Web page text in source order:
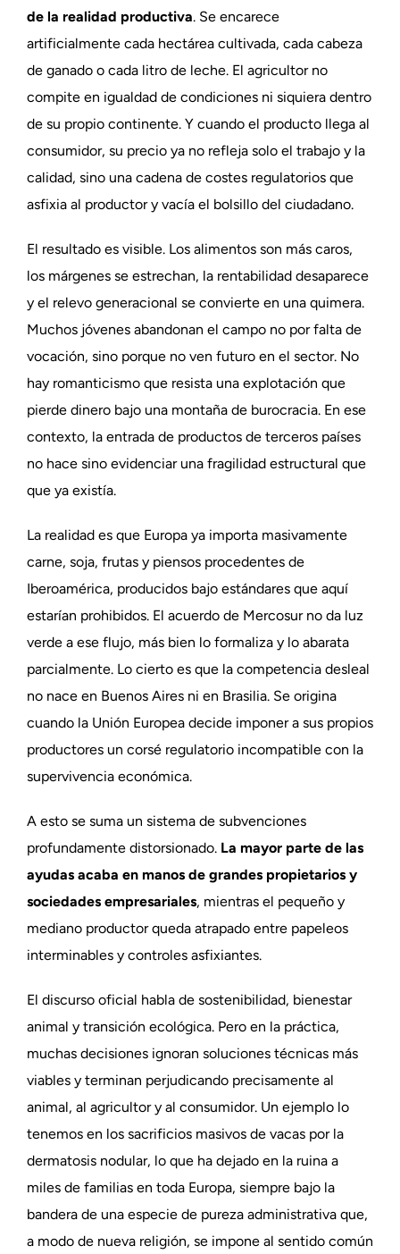
de la realidad productiva. Se encarece
artificialmente cada hectárea cultivada, cada cabeza
de ganado o cada litro de leche. El agricultor no
compite en igualdad de condiciones ni siquiera dentro
de su propio continente. Y cuando el producto llega al
consumidor, su precio ya no refleja solo el trabajo y la
calidad, sino una cadena de costes regulatorios que
asfixia al productor y vacía el bolsillo del ciudadano.
El resultado es visible. Los alimentos son más caros,
los márgenes se estrechan, la rentabilidad desaparece
y el relevo generacional se convierte en una quimera.
Muchos jóvenes abandonan el campo no por falta de
vocación, sino porque no ven futuro en el sector. No
hay romanticismo que resista una explotación que
pierde dinero bajo una montaña de burocracia. En ese
contexto, la entrada de productos de terceros países
no hace sino evidenciar una fragilidad estructural que
que ya existía.
La realidad es que Europa ya importa masivamente
carne, soja, frutas y piensos procedentes de
Iberoamérica, producidos bajo estándares que aquí
estarían prohibidos. El acuerdo de Mercosur no da luz
verde a ese flujo, más bien lo formaliza y lo abarata
parcialmente. Lo cierto es que la competencia desleal
no nace en Buenos Aires ni en Brasilia. Se origina
cuando la Unión Europea decide imponer a sus propios
productores un corsé regulatorio incompatible con la
supervivencia económica.
A esto se suma un sistema de subvenciones
profundamente distorsionado. La mayor parte de las
ayudas acaba en manos de grandes propietarios y
sociedades empresariales, mientras el pequeño y
mediano productor queda atrapado entre papeleos
interminables y controles asfixiantes.
El discurso oficial habla de sostenibilidad, bienestar
animal y transición ecológica. Pero en la práctica,
muchas decisiones ignoran soluciones técnicas más
viables y terminan perjudicando precisamente al
animal, al agricultor y al consumidor. Un ejemplo lo
tenemos en los sacrificios masivos de vacas por la
dermatosis nodular, lo que ha dejado en la ruina a
miles de familias en toda Europa, siempre bajo la
bandera de una especie de pureza administrativa que,
a modo de nueva religión, se impone al sentido común